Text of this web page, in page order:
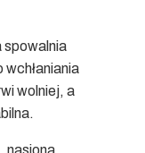
spowalnia
wolniej, a
nasiona